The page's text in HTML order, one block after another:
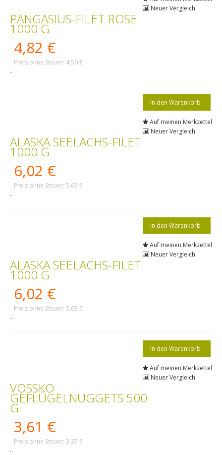
Neuer Vergleich
PANGASIUS-FILET ROSE
1000 G
4,82 €
Preis ohne Steuer: 4,50 €
..
Auf meinen Merkzettel
Neuer Vergleich
ALASKA SEELACHS-FILET
1000 G
6,02 €
Preis ohne Steuer: 5,63 €
..
Auf meinen Merkzettel
Neuer Vergleich
ALASKA SEELACHS-FILET
1000 G
6,02 €
Preis ohne Steuer: 5,63 €
..
Auf meinen Merkzettel
Neuer Vergleich
VOSSKO
GEFLÜGELNUGGETS 500
G
3,61 €
Preis ohne Steuer: 3,37 €
..